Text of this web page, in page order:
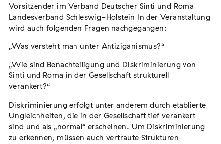
Extern
02. August 2026 - 16. August 2026 Darmstadt
Flucht – Internierung – Deportation –
Vernichtung
Extern
Vorsitzender im Verband Deutscher Sinti und Roma
Landesverband Schleswig-Holstein In der Veranstaltung
wird auch folgenden Fragen nachgegangen:
„Was versteht man unter Antiziganismus?“
„Wie sind Benachteiligung und Diskriminierung von
Sinti und Roma in der Gesellschaft strukturell
verankert?“
Diskriminierung erfolgt unter anderem durch etablierte
Ungleichheiten, die in der Gesellschaft tief verankert
sind und als „normal“ erscheinen. Um Diskriminierung
zu erkennen, müssen auch vertraute Strukturen